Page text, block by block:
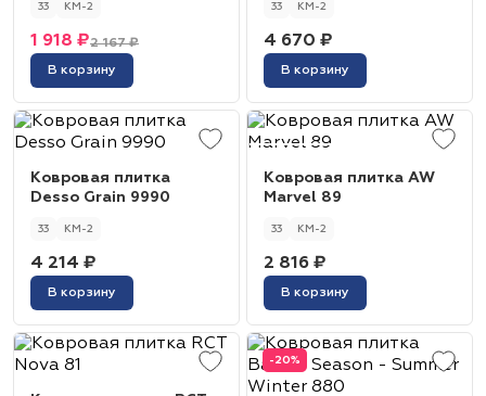
33 КМ-2
2 167 ₽
1 918 ₽
В корзину
33 КМ-2
4 670 ₽
В корзину
Ковровая плитка
Desso Grain 9990
33 КМ-2
4 214 ₽
В корзину
Ковровая плитка AW
Marvel 89
33 КМ-2
2 816 ₽
В корзину
-20%